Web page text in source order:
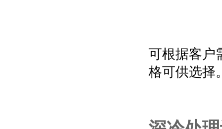
可根据客户
格可供选择